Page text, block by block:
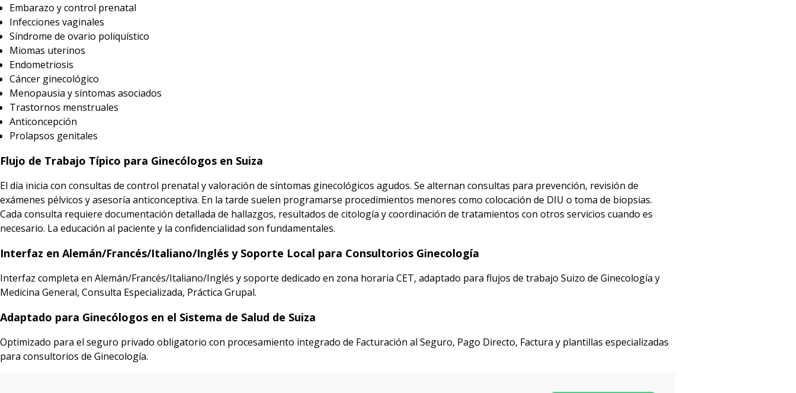
Embarazo y control prenatal
Infecciones vaginales
Síndrome de ovario poliquístico
Miomas uterinos
Endometriosis
Cáncer ginecológico
Menopausia y síntomas asociados
Trastornos menstruales
Anticoncepción
Prolapsos genitales
Flujo de Trabajo Típico para Ginecólogos en Suiza
El día inicia con consultas de control prenatal y valoración de síntomas ginecológicos agudos. Se alternan consultas para prevención, revisión de
exámenes pélvicos y asesoría anticonceptiva. En la tarde suelen programarse procedimientos menores como colocación de DIU o toma de biopsias.
Cada consulta requiere documentación detallada de hallazgos, resultados de citología y coordinación de tratamientos con otros servicios cuando es
necesario. La educación al paciente y la confidencialidad son fundamentales.
Interfaz en Alemán/Francés/Italiano/Inglés y Soporte Local para Consultorios Ginecología
Interfaz completa en Alemán/Francés/Italiano/Inglés y soporte dedicado en zona horaria CET, adaptado para flujos de trabajo Suizo de Ginecología y
Medicina General, Consulta Especializada, Práctica Grupal.
Adaptado para Ginecólogos en el Sistema de Salud de Suiza
Optimizado para el seguro privado obligatorio con procesamiento integrado de Facturación al Seguro, Pago Directo, Factura y plantillas especializadas
para consultorios de Ginecología.